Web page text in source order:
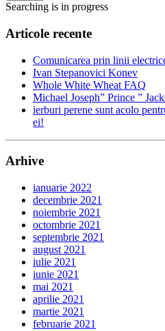
Searching is in progress
Articole recente
Comunicarea prin linii
Ivan Stepanovici Konev
Whole White Wheat FAQ
Michael Joseph” Prince ”
ierburi perene sunt acolo
ei!
Arhive
ianuarie 2022
decembrie 2021
noiembrie 2021
octombrie 2021
septembrie 2021
august 2021
iulie 2021
iunie 2021
mai 2021
aprilie 2021
martie 2021
februarie 2021